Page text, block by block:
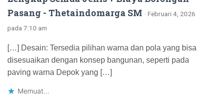
Pasang - Thetaindomarga SM · Februari 4, 2026
pada 7:10 am
[…] Desain: Tersedia pilihan warna dan pola yang bisa
disesuaikan dengan konsep bangunan, seperti pada
paving warna Depok yang […]
Memuat...